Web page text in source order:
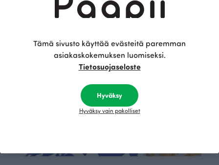
Tämä sivusto käyttää evästeitä paremman
asiakaskokemuksen luomiseksi.
Tietosuojaseloste
Hyväksy
Hyväksy vain pakolliset